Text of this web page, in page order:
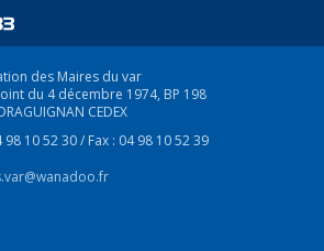
des Maires du var
du 4 décembre 1974, BP 198
CEDEX
98 10 52 30 / Fax : 04 98 10 52 39